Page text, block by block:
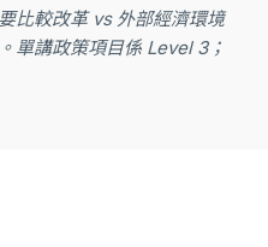
比較改革 vs 外部經濟環境
單講政策項目係 Level 3；